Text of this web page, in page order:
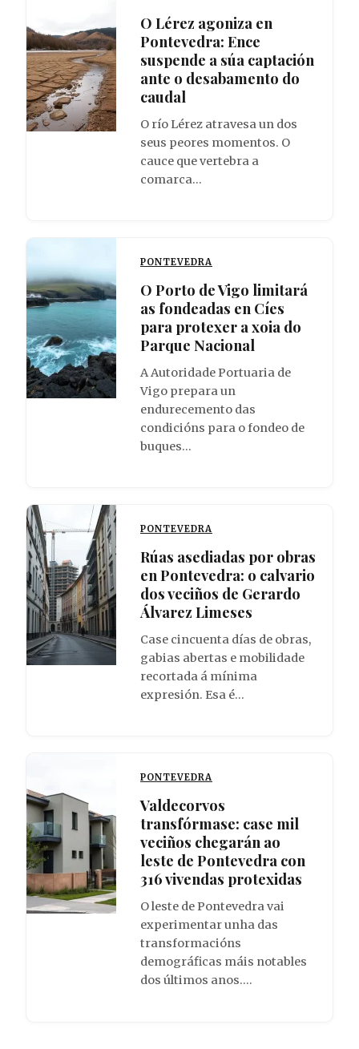
O Lérez agoniza en
Pontevedra: Ence
suspende a súa captación
ante o desabamento do
caudal
O río Lérez atravesa un dos
seus peores momentos. O
cauce que vertebra a
comarca…
PONTEVEDRA
O Porto de Vigo limitará
as fondeadas en Cíes
para protexer a xoia do
Parque Nacional
A Autoridade Portuaria de
Vigo prepara un
endurecemento das
condicións para o fondeo de
buques…
PONTEVEDRA
Rúas asediadas por obras
en Pontevedra: o calvario
dos veciños de Gerardo
Álvarez Limeses
Case cincuenta días de obras,
gabias abertas e mobilidade
recortada á mínima
expresión. Esa é…
PONTEVEDRA
Valdecorvos
transfórmase: case mil
veciños chegarán ao
leste de Pontevedra con
316 vivendas protexidas
O leste de Pontevedra vai
experimentar unha das
transformacións
demográficas máis notables
dos últimos anos.…